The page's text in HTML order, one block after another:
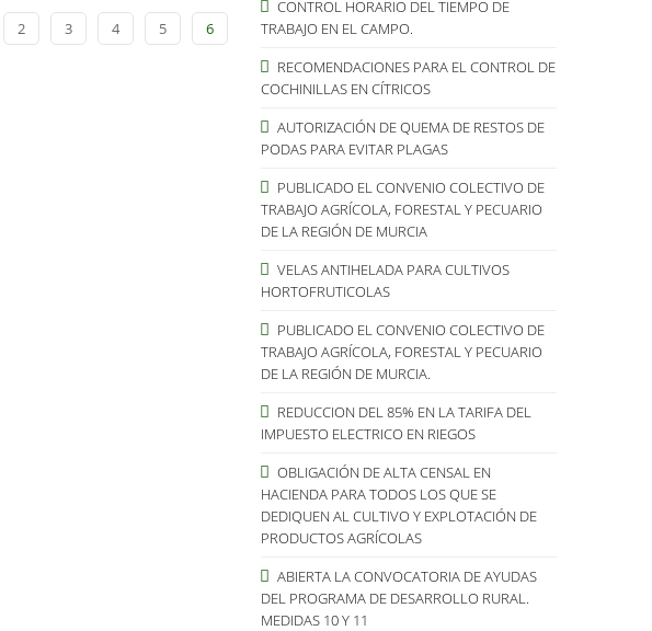
2 3 4 5 6
CONTROL HORARIO DEL TIEMPO DE
TRABAJO EN EL CAMPO.
RECOMENDACIONES PARA EL CONTROL DE
COCHINILLAS EN CÍTRICOS
AUTORIZACIÓN DE QUEMA DE RESTOS DE
PODAS PARA EVITAR PLAGAS
PUBLICADO EL CONVENIO COLECTIVO DE
TRABAJO AGRÍCOLA, FORESTAL Y PECUARIO
DE LA REGIÓN DE MURCIA
VELAS ANTIHELADA PARA CULTIVOS
HORTOFRUTICOLAS
PUBLICADO EL CONVENIO COLECTIVO DE
TRABAJO AGRÍCOLA, FORESTAL Y PECUARIO
DE LA REGIÓN DE MURCIA.
REDUCCION DEL 85% EN LA TARIFA DEL
IMPUESTO ELECTRICO EN RIEGOS
OBLIGACIÓN DE ALTA CENSAL EN
HACIENDA PARA TODOS LOS QUE SE
DEDIQUEN AL CULTIVO Y EXPLOTACIÓN DE
PRODUCTOS AGRÍCOLAS
ABIERTA LA CONVOCATORIA DE AYUDAS
DEL PROGRAMA DE DESARROLLO RURAL.
MEDIDAS 10 Y 11